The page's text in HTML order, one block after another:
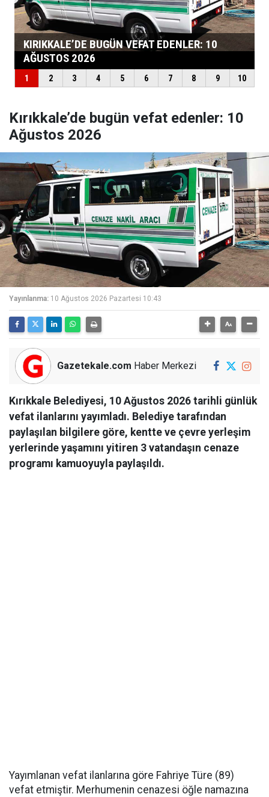
Kırıkkale’de bugün vefat edenler: 10
Ağustos 2026
Yayınlanma: 10 Ağustos 2026 Pazartesi 10:43
Gazetekale.com Haber Merkezi
Kırıkkale Belediyesi, 10 Ağustos 2026 tarihli günlük
vefat ilanlarını yayımladı. Belediye tarafından
paylaşılan bilgilere göre, kentte ve çevre yerleşim
yerlerinde yaşamını yitiren 3 vatandaşın cenaze
programı kamuoyuyla paylaşıldı.
Yayımlanan vefat ilanlarına göre Fahriye Türe (89)
vefat etmiştir. Merhumenin cenazesi öğle namazına